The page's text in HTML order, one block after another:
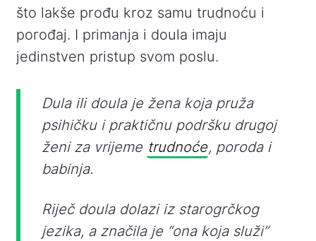
što lakše prođu kroz samu trudnoću i
porođaj. I primanja i doula imaju
jedinstven pristup svom poslu.
Dula ili doula je žena koja pruža
psihičku i praktičnu podršku drugoj
ženi za vrijeme trudnoće, poroda i
babinja.
Riječ doula dolazi iz starogrčkog
jezika, a značila je “ona koja služi”